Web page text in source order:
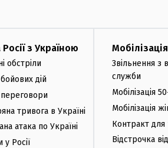
Росії з Україною
обстріли
дій
тривога в Україні
атака по Україні
у Росії
Звільнення з
служби
Мобілізація
Мобілізація
Контракт для
Відстрочка